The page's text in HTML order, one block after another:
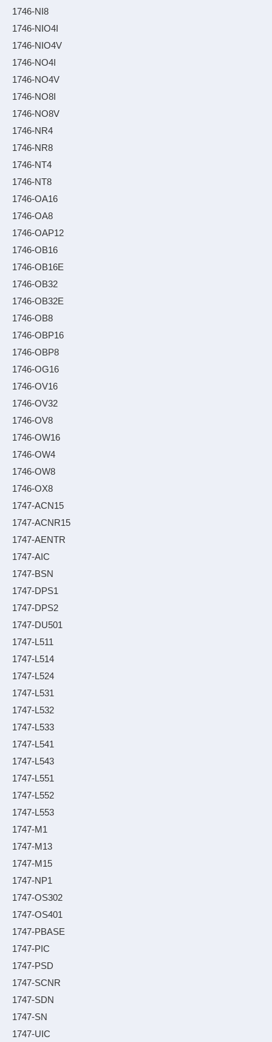
1746-NI8
1746-NIO4I
1746-NIO4V
1746-NO4I
1746-NO4V
1746-NO8I
1746-NO8V
1746-NR4
1746-NR8
1746-NT4
1746-NT8
1746-OA16
1746-OA8
1746-OAP12
1746-OB16
1746-OB16E
1746-OB32
1746-OB32E
1746-OB8
1746-OBP16
1746-OBP8
1746-OG16
1746-OV16
1746-OV32
1746-OV8
1746-OW16
1746-OW4
1746-OW8
1746-OX8
1747-ACN15
1747-ACNR15
1747-AENTR
1747-AIC
1747-BSN
1747-DPS1
1747-DPS2
1747-DU501
1747-L511
1747-L514
1747-L524
1747-L531
1747-L532
1747-L533
1747-L541
1747-L543
1747-L551
1747-L552
1747-L553
1747-M1
1747-M13
1747-M15
1747-NP1
1747-OS302
1747-OS401
1747-PBASE
1747-PIC
1747-PSD
1747-SCNR
1747-SDN
1747-SN
1747-UIC